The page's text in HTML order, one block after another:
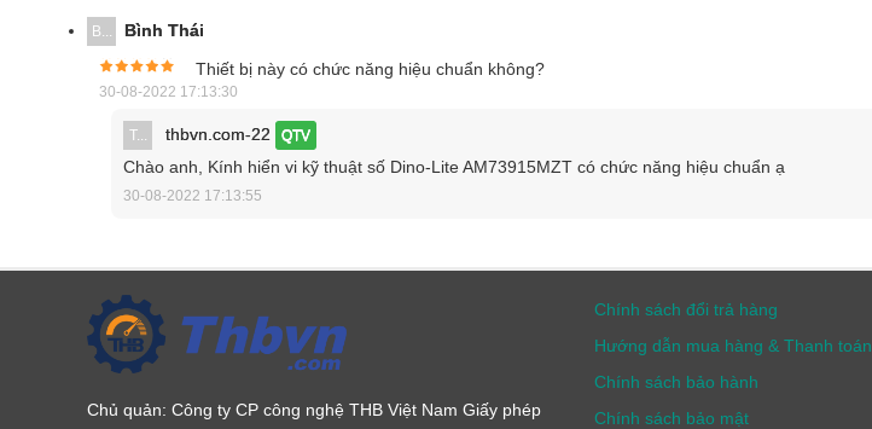
B...
Bình Thái
Thiết bị này có chức năng hiệu chuẩn không?
30-08-2022 17:13:30
T... thbvn.com-22 QTV
Chào anh, Kính hiển vi kỹ thuật số Dino-Lite AM73915MZT có chức năng hiệu chuẩn ạ
30-08-2022 17:13:55
Chủ quản: Công ty CP công nghệ THB Việt Nam Giấy phép
Chính sách đổi trả hàng
Hướng dẫn mua hàng & Thanh toán
Chính sách bảo hành
Chính sách bảo mật